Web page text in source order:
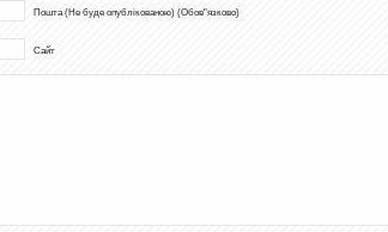
Пошта (Не буде опублікованою) (Обов"язково)
Сайт